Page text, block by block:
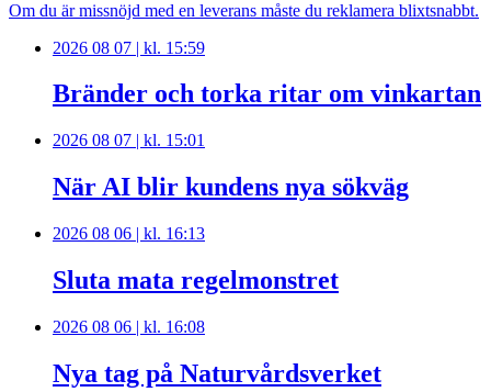
Om du är missnöjd med en leverans måste du reklamera blixtsnabbt.
2026 08 07 | kl. 15:59
Bränder och torka ritar om vinkartan
2026 08 07 | kl. 15:01
När AI blir kundens nya sökväg
2026 08 06 | kl. 16:13
Sluta mata regelmonstret
2026 08 06 | kl. 16:08
Nya tag på Naturvårdsverket